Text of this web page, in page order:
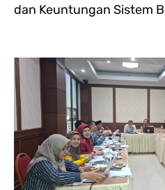
dan Keuntungan Sistem